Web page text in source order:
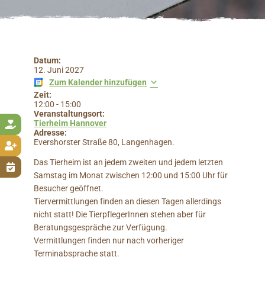



Datum:
12. Juni 2027
Zum Kalender hinzufügen
Zeit:
12:00 - 15:00
Veranstaltungsort:
Tierheim Hannover
Adresse:
Evershorster Straße 80, Langenhagen.
Das Tierheim ist an jedem zweiten und jedem letzten
Samstag im Monat zwischen 12:00 und 15:00 Uhr für
Besucher geöffnet.
Tiervermittlungen finden an diesen Tagen allerdings
nicht statt! Die TierpflegerInnen stehen aber für
Beratungsgespräche zur Verfügung.
Vermittlungen finden nur nach vorheriger
Terminabsprache statt.